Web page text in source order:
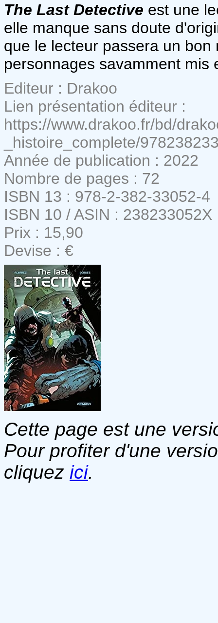
The Last Detective est une
elle manque sans doute
que le lecteur passera un
personnages savamment mis
Editeur : Drakoo
Lien présentation éditeur :
https://www.drakoo.fr/bd/
_histoire_complete/
Année de publication : 2022
Nombre de pages : 72
ISBN 13 : 978-2-382-33052-4
ISBN 10 / ASIN : 238233052X
Prix : 15,90
Devise : €
Cette page est une
Pour profiter d'une
cliquez ici.